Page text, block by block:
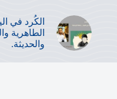
الكُرد في
الطاهرية
والحديثة.